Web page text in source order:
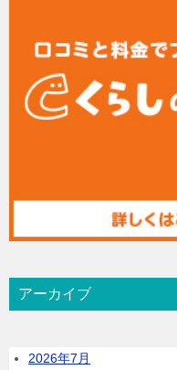
アーカイブ
2026年7月